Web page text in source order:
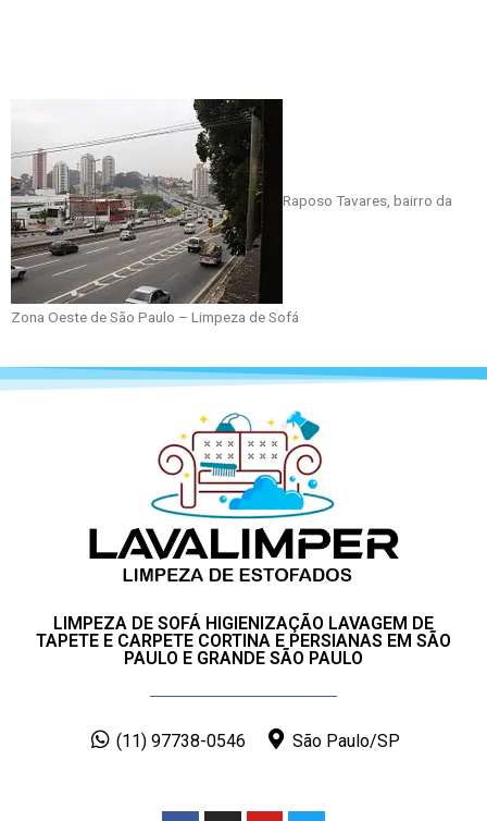
Raposo Tavares, bairro da
Zona Oeste de São Paulo – Limpeza de Sofá
LIMPEZA DE SOFÁ HIGIENIZAÇÃO LAVAGEM DE
TAPETE E CARPETE CORTINA E PERSIANAS EM SÃO
PAULO E GRANDE SÃO PAULO
(11) 97738-0546 São Paulo/SP